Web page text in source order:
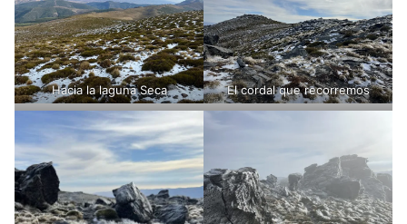
Hacia la laguna Seca El cordal que recorremos